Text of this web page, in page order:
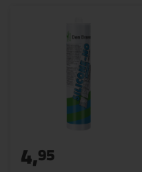
4,95